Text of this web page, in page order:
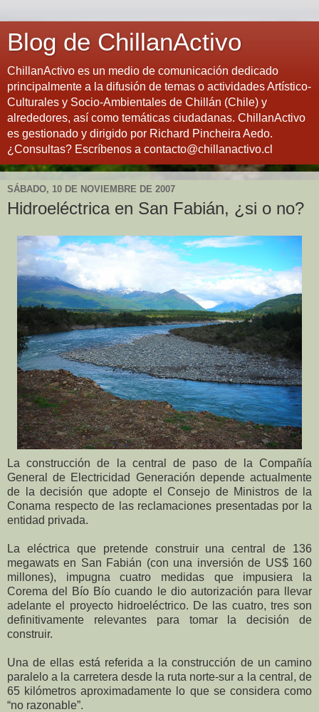
Blog de ChillanActivo
ChillanActivo es un medio de comunicación dedicado
principalmente a la difusión de temas o actividades Artístico-
Culturales y Socio-Ambientales de Chillán (Chile) y
alrededores, así como temáticas ciudadanas. ChillanActivo
es gestionado y dirigido por Richard Pincheira Aedo.
¿Consultas? Escríbenos a contacto@chillanactivo.cl
SÁBADO, 10 DE NOVIEMBRE DE 2007
Hidroeléctrica en San Fabián, ¿si o no?
La construcción de la central de paso de la Compañía
General de Electricidad Generación depende actualmente
de la decisión que adopte el Consejo de Ministros de la
Conama respecto de las reclamaciones presentadas por la
entidad privada.
La eléctrica que pretende construir una central de 136
megawats en San Fabián (con una inversión de US$ 160
millones), impugna cuatro medidas que impusiera la
Corema del Bío Bío cuando le dio autorización para llevar
adelante el proyecto hidroeléctrico. De las cuatro, tres son
definitivamente relevantes para tomar la decisión de
construir.
Una de ellas está referida a la construcción de un camino
paralelo a la carretera desde la ruta norte-sur a la central, de
65 kilómetros aproximadamente lo que se considera como
“no razonable”.